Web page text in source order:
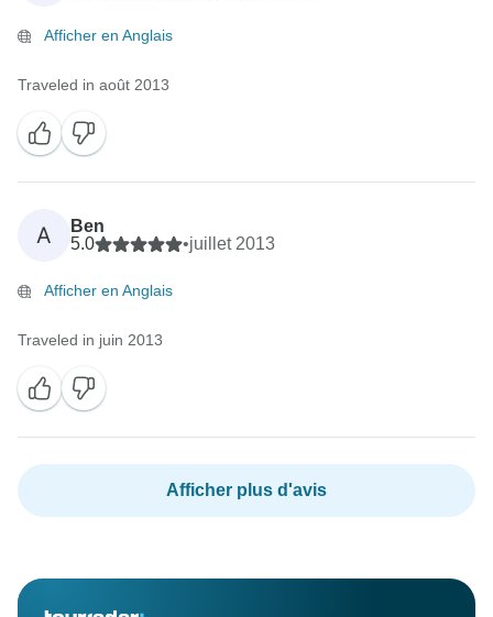
Afficher en Anglais
Traveled in août 2013
A
Ben
5.0
•juillet 2013
Afficher en Anglais
Traveled in juin 2013
Afficher plus d'avis